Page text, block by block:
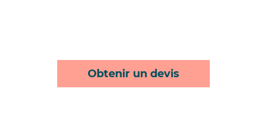
Obtenir un devis